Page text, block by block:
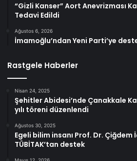
“Gizli Kanser” Aort Anevrizması
Tedavi Edildi
Ağustos 6, 2026
İmamoğlu’ndan Yeni Parti’ye
Rastgele Haberler
Nisan 24, 2025
Şehitler Abidesi’nde Çanakkale
yılı töreni düzenlendi
Ağustos 30, 2025
Egeli bilim insanı Prof. Dr. Çiğdem
TÜBİTAK’tan destek
Mayıs 12, 2026